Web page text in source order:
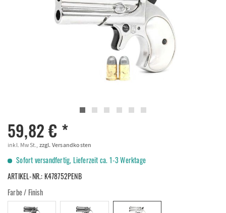
59,82 € *
inkl. MwSt., zzgl. Versandkosten
Sofort versandfertig, Lieferzeit ca. 1-3 Werktage
ARTIKEL-NR.:K478752PENB
Farbe / Finish